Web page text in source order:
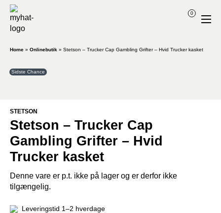
0
Home » Onlinebutik » Stetson – Trucker Cap Gambling Grifter – Hvid Trucker kasket
Sidste Chance
STETSON
Stetson – Trucker Cap
Gambling Grifter – Hvid
Trucker kasket
Denne vare er p.t. ikke på lager og er derfor ikke
tilgængelig.
Leveringstid 1–2 hverdage